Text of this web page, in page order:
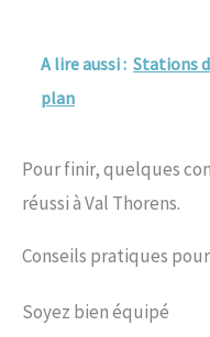
A lire aussi : Stations
plan
Pour finir, quelques
réussi à Val Thorens.
Conseils pratiques
Soyez bien équipé